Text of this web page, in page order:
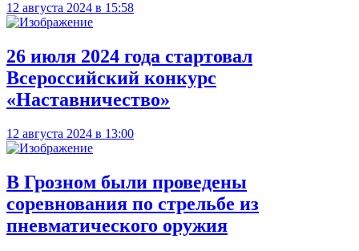
12 августа 2024 в 15:58
26 июля 2024 года стартовал
Всероссийский конкурс
«Наставничество»
12 августа 2024 в 13:00
В Грозном были проведены
соревнования по стрельбе из
пневматического оружия